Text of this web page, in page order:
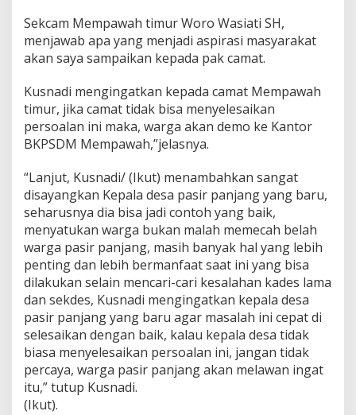
Sekcam Mempawah timur Woro Wasiati SH,
menjawab apa yang menjadi aspirasi masyarakat
akan saya sampaikan kepada pak camat.
Kusnadi mengingatkan kepada camat Mempawah
timur, jika camat tidak bisa menyelesaikan
persoalan ini maka, warga akan demo ke Kantor
BKPSDM Mempawah,”jelasnya.
“Lanjut, Kusnadi/ (Ikut) menambahkan sangat
disayangkan Kepala desa pasir panjang yang baru,
seharusnya dia bisa jadi contoh yang baik,
menyatukan warga bukan malah memecah belah
warga pasir panjang, masih banyak hal yang lebih
penting dan lebih bermanfaat saat ini yang bisa
dilakukan selain mencari-cari kesalahan kades lama
dan sekdes, Kusnadi mengingatkan kepala desa
pasir panjang yang baru agar masalah ini cepat di
selesaikan dengan baik, kalau kepala desa tidak
biasa menyelesaikan persoalan ini, jangan tidak
percaya, warga pasir panjang akan melawan ingat
itu,” tutup Kusnadi.
(Ikut).